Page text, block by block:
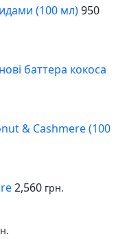
(100 мл)950
баттера кокоса
& Cashmere (100
2,560 грн.